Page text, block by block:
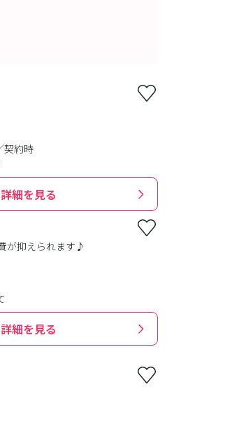
契約時
詳細を見る
が抑えられます♪
詳細を見る